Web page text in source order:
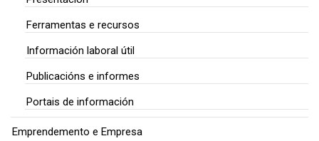
Ferramentas e recursos
Información laboral útil
Publicacións e informes
Portais de información
Emprendemento e Empresa